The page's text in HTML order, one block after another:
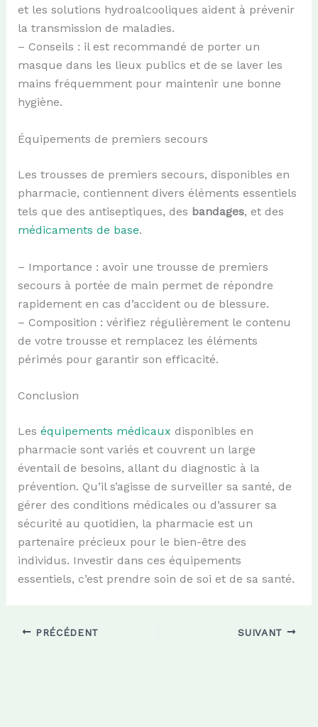
et les solutions hydroalcooliques aident à prévenir
la transmission de maladies.
– Conseils : il est recommandé de porter un
masque dans les lieux publics et de se laver les
mains fréquemment pour maintenir une bonne
hygiène.
Équipements de premiers secours
Les trousses de premiers secours, disponibles en
pharmacie, contiennent divers éléments essentiels
tels que des antiseptiques, des bandages, et des
médicaments de base.
– Importance : avoir une trousse de premiers
secours à portée de main permet de répondre
rapidement en cas d’accident ou de blessure.
– Composition : vérifiez régulièrement le contenu
de votre trousse et remplacez les éléments
périmés pour garantir son efficacité.
Conclusion
Les équipements médicaux disponibles en
pharmacie sont variés et couvrent un large
éventail de besoins, allant du diagnostic à la
prévention. Qu’il s’agisse de surveiller sa santé, de
gérer des conditions médicales ou d’assurer sa
sécurité au quotidien, la pharmacie est un
partenaire précieux pour le bien-être des
individus. Investir dans ces équipements
essentiels, c’est prendre soin de soi et de sa santé.
PRÉCÉDENT SUIVANT